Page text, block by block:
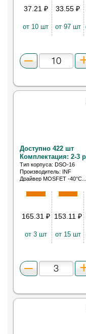
37.21 ₽
от 10 шт
33.55₽
от 97 шт
Доступно 422 шт
Комплектация: 2-3
Тип корпуса: DSO-16
Производитель: INF
Драйвер MOSFET -
165.31 ₽
от 3 шт
153.11 ₽
от 15 шт